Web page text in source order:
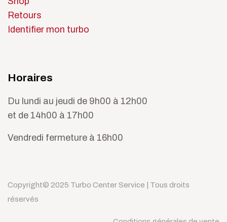
Retours
Identifier mon turbo
Horaires
Du lundi au jeudi de 9h00 à 12h00
et de 14h00 à 17h00
Vendredi fermeture à 16h00
Copyright© 2025 Turbo Center Service | Tous droits
réservés